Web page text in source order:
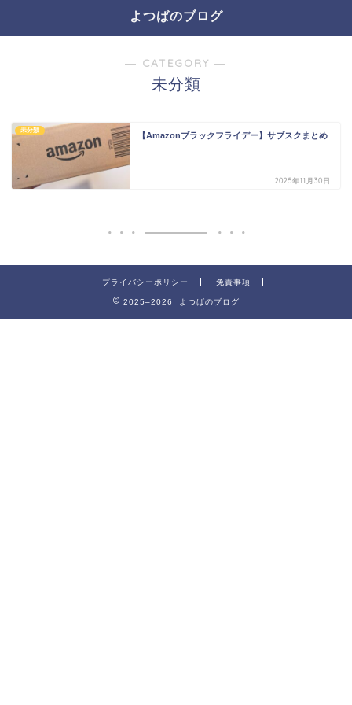
よつばのブログ
― CATEGORY ―
未分類
未分類
【Amazonブラックフライデー】サブスクまとめ
2025年11月30日
プライバシーポリシー 免責事項
2025–2026 よつばのブログ